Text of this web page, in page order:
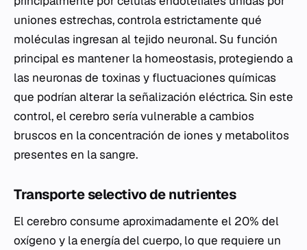
uniones estrechas, controla estrictamente qué
moléculas ingresan al tejido neuronal. Su función
principal es mantener la homeostasis, protegiendo a
las neuronas de toxinas y fluctuaciones químicas
que podrían alterar la señalización eléctrica. Sin este
control, el cerebro sería vulnerable a cambios
bruscos en la concentración de iones y metabolitos
presentes en la sangre.
Transporte selectivo de nutrientes
El cerebro consume aproximadamente el 20% del
oxígeno y la energía del cuerpo, lo que requiere un